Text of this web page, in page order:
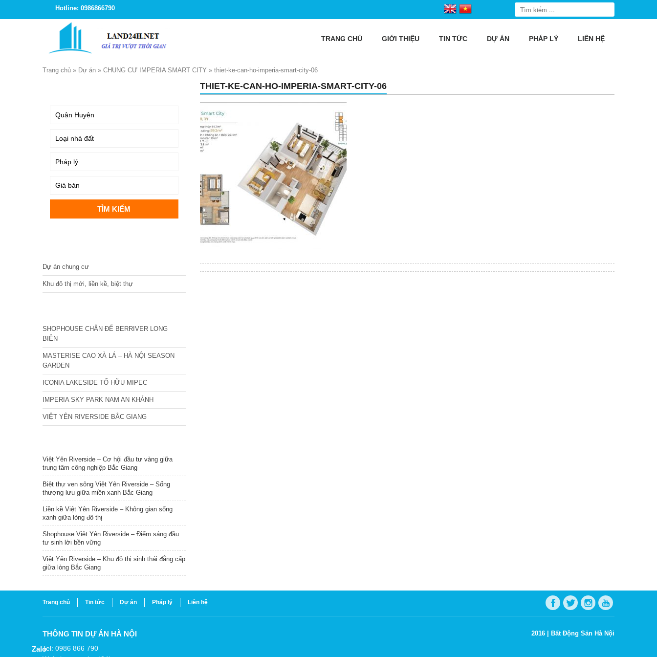
Hotline: 0986866790
TRANG CHỦ GIỚI THIỆU TIN TỨC DỰ ÁN PHÁP LÝ LIÊN HỆ
Trang chủ » Dự án » CHUNG CƯ IMPERIA SMART CITY » thiet-ke-can-ho-imperia-smart-city-06
THIET-KE-CAN-HO-IMPERIA-SMART-CITY-06
Dự án chung cư
Khu đô thị mới, liền kề, biệt thự
SHOPHOUSE CHÂN ĐẾ BERRIVER LONG
BIÊN
MASTERISE CAO XÀ LÁ – HÀ NỘI SEASON
GARDEN
ICONIA LAKESIDE TỐ HỮU MIPEC
IMPERIA SKY PARK NAM AN KHÁNH
VIỆT YÊN RIVERSIDE BẮC GIANG
Việt Yên Riverside – Cơ hội đầu tư vàng giữa
trung tâm công nghiệp Bắc Giang
Biệt thự ven sông Việt Yên Riverside – Sống
thượng lưu giữa miền xanh Bắc Giang
Liền kề Việt Yên Riverside – Không gian sống
xanh giữa lòng đô thị
Shophouse Việt Yên Riverside – Điểm sáng đầu
tư sinh lời bền vững
Việt Yên Riverside – Khu đô thị sinh thái đẳng cấp
giữa lòng Bắc Giang
Trang chủ Tin tức Dự án Pháp lý Liên hệ
THÔNG TIN DỰ ÁN HÀ NỘI
Tel: 0986 866 790
2016 | Bất Động Sản Hà Nội
Zalo